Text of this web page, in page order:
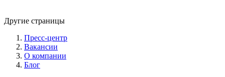
Другие страницы
Пресс-центр
Вакансии
О компании
Блог